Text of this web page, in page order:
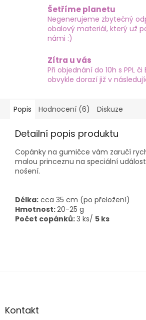
Šetříme planetu
Negenerujeme zbytečný
obalový materiál, který už
námi :)
Zítra u vás
Při objednání do 10h s PPL
obvykle dorazí již v
Popis Hodnocení (6) Diskuze
Detailní popis produktu
Copánky na gumičce vám zaručí
malou princeznu na speciální
nošení.
Délka: cca 35 cm (po přeložení)
Hmotnost:20-25 g
Počet copánků:3 ks/ 5 ks
Z
aKontakt